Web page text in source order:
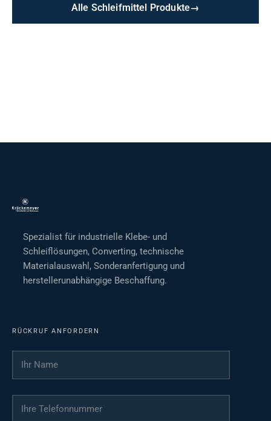
Alle Schleifmittel Produkte→
Spezialist für industrielle Klebe- und
Schleiflösungen, Converting, technische
Materialauswahl, Sonderanfertigung und
herstellerunabhängige Beschaffung.
RÜCKRUF ANFORDERN
Ihr Name
Ihre Telefonnummer